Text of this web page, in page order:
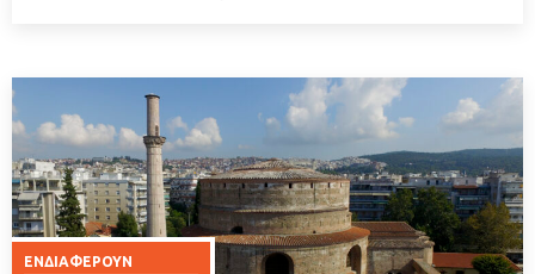
ΕΝΔΙΑΦΈΡΟΥΝ